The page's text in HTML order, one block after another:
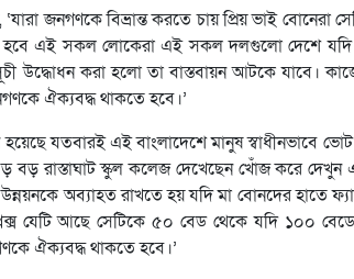
জনগণকে বিভ্রান্ত করতে চায় প্রিয় ভাই
হবে এই সকল লোকেরা এই সকল দলগুলো দেশে যদি
উদ্ধোধন করা হলো তা বাস্তবায়ন আটকে যাবে।
ঐক্যবদ্ধ থাকতে হবে।’
যতবারই এই বাংলাদেশে মানুষ স্বাধীনভাবে
রাস্তাঘাট স্কুল কলেজ দেখেছেন খোঁজ করে
অব্যাহত রাখতে হয় যদি মা বোনদের হাতে
যেটি আছে সেটিকে ৫০ বেড থেকে যদি ১০০
ঐক্যবদ্ধ থাকতে হবে।’